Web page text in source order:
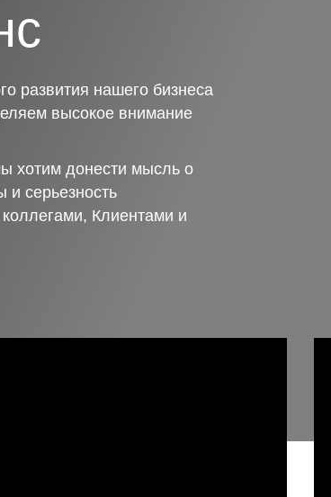
развития нашего бизнеса
высокое внимание
хотим донести мысль о
и серьезность
Клиентами и